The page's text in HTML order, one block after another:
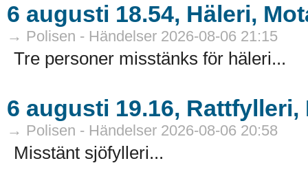
6 augusti 18.54, Häleri,
→ Polisen - Händelser 2026-08-06 21:15
Tre personer misstänks för häleri...
6 augusti 19.16, Rattfylleri,
→ Polisen - Händelser 2026-08-06 20:58
Misstänt sjöfylleri...